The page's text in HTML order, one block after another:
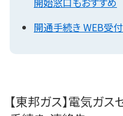
開通手続き WEB受付
【東邦ガス】電気ガ